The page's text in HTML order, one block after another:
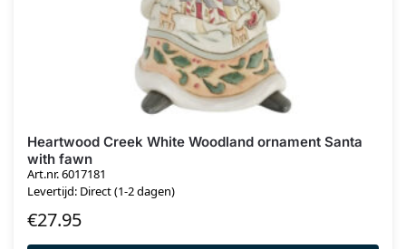
Heartwood Creek White Woodland ornament Santa
with fawn
Art.nr. 6017181
Levertijd: Direct (1-2 dagen)
€27.95